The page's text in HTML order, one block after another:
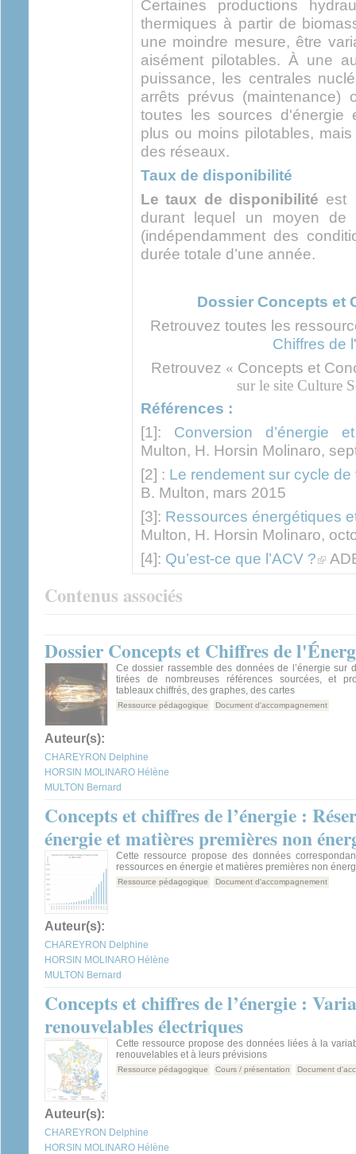
Certaines productions
thermiques à partir de
une moindre mesure, être
aisément pilotables. À une
puissance, les centrales
arrêts prévus (maintenance)
toutes les sources d'énergie
plus ou moins pilotables,
des réseaux.
Taux de disponibilité
Le taux de disponibilité est
durant lequel un moyen de
(indépendamment des
durée totale d’une année.
Dossier Concepts et
Retrouvez toutes les
Chiffres de
Retrouvez « Concepts et
sur le site Culture
Références :
[1]: Conversion d’énergie
Multon, H. Horsin Molinaro,
[2] : Le rendement sur cycle de
B. Multon, mars 2015
[3]: Ressources énergétiques
Multon, H. Horsin Molinaro,
[4]: Qu’est-ce que l’ACV ?(link is
Contenus associés
Dossier Concepts et Chiffres de
Ce dossier rassemble des données de l’énergie sur
tirées de nombreuses références sourcées, et
tableaux chiffrés, des graphes, des cartes
Ressource pédagogique Document d'accompagnement
Auteur(s):
CHAREYRON Delphine
HORSIN MOLINARO Hélène
MULTON Bernard
Concepts et chiffres de l’énergie :
énergie et matières premières non
Cette ressource propose des données
ressources en énergie et matières premières non
Ressource pédagogique Document d'accompagnement
Auteur(s):
CHAREYRON Delphine
HORSIN MOLINARO Hélène
MULTON Bernard
Concepts et chiffres de l’énergie :
renouvelables électriques
Cette ressource propose des données liées à la
renouvelables et à leurs prévisions
Ressource pédagogique Cours / présentation Document
Auteur(s):
CHAREYRON Delphine
HORSIN MOLINARO Hélène